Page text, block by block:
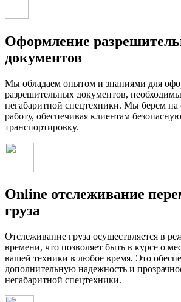
Оформление
документов
Мы обладаем опытом и знаниями для
разрешительных документов,
негабаритной спецтехники. Мы берем
работу, обеспечивая клиентам
транспортировку.
Online отслеживание
груза
Отслеживание груза осуществляется в
времени, что позволяет быть в курсе о
вашей техники в любое время. Это
дополнительную надежность и
негабаритной спецтехники.